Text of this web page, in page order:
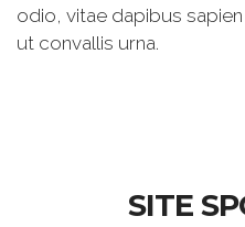
odio, vitae dapibus
ut convallis urna.
SITE